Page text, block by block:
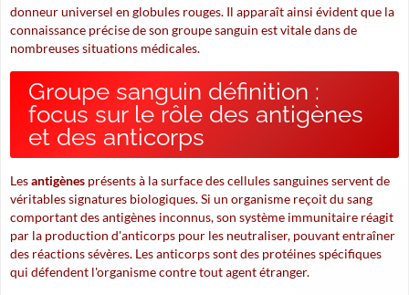
donneur universel en globules rouges. Il apparaît ainsi évident que la
connaissance précise de son groupe sanguin est vitale dans de
nombreuses situations médicales.
Groupe sanguin définition :
focus sur le rôle des antigènes
et des anticorps
Lesantigènes présents à la surface des cellules sanguines servent de
véritables signatures biologiques. Si un organisme reçoit du sang
comportant des antigènes inconnus, son système immunitaire réagit
par la production d'anticorps pour les neutraliser, pouvant entraîner
des réactions sévères. Les anticorpssont des protéines spécifiques
qui défendent l'organisme contre tout agent étranger.